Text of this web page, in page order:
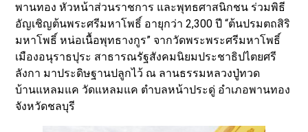
พานทอง หัวหน้าส่วนราชการ และพุทธศาสนิกชน ร่วมพิธี
อัญเชิญต้นพระศรีมหาโพธิ์ อายุกว่า 2,300 ปี “ต้นปรมตถสิริ
มหาโพธิ์ หน่อเนื้อพุทธางกูร” จากวัดพระพระศรีมหาโพธิ์
เมืองอนุราธปุระ สาธารณรัฐสังคมนิยมประชาธิปไตยศรี
ลังกา มาประดิษฐานปลูกไว้ ณ ลานธรรมหลวงปู่ทวด
บ้านแหลมแค วัดแหลมแค ตำบลหน้าประดู่ อำเภอพานทอง
จังหวัดชลบุรี